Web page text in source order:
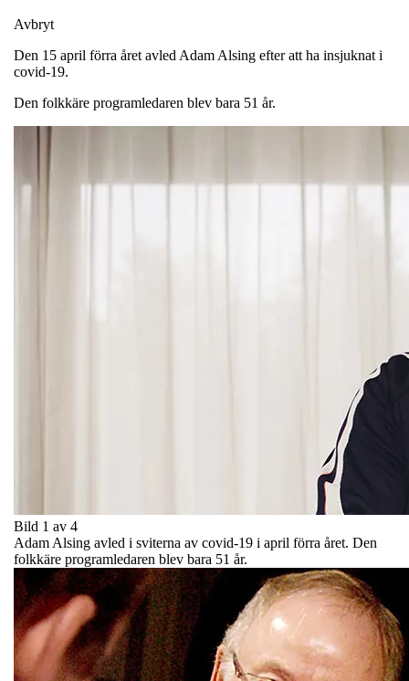
Avbryt
Den 15 april förra året avled Adam Alsing efter att ha insjuknat i
covid-19.
Den folkkäre programledaren blev bara 51 år.
Bild 1 av 4
Adam Alsing avled i sviterna av covid-19 i april förra året. Den
folkkäre programledaren blev bara 51 år.